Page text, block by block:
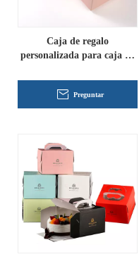
Caja de regalo
personalizada para caja de
Preguntar